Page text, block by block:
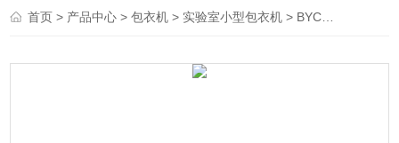
首页> 产品中心 >包衣机 > 实验室小型包衣机 > BYC-400型实验室小型包衣机